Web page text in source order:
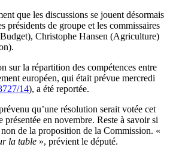
que les discussions se jouent désormais
présidents de groupe et les commissaires
Christophe Hansen (Agriculture)
sur la répartition des compétences entre
européen, qui était prévue mercredi
14), a été reportée.
qu’une résolution serait votée cet
en novembre. Reste à savoir si
de la proposition de la Commission. «
la table », prévient le député.